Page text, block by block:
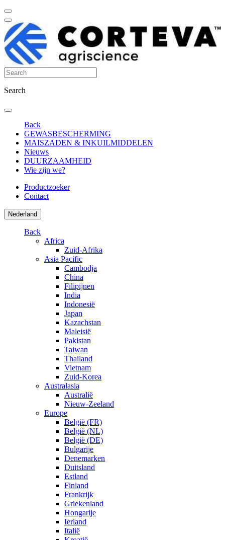
Search
Back
GEWASBESCHERMING
MAISZADEN & INKUILMIDDELEN
Nieuws
DUURZAAMHEID
Wie zijn we?
Productzoeker
Contact
Nederland
Back
Africa
Zuid-Afrika
Asia Pacific
Cambodja
China
Filipijnen
India
Indonesië
Japan
Kazachstan
Maleisië
Pakistan
Taiwan
Thailand
Vietnam
Zuid-Korea
Australasia
Australië
Nieuw-Zeeland
Europe
België (FR)
België (NL)
België (DE)
Bulgarije
Denemarken
Duitsland
Estland
Finland
Frankrijk
Griekenland
Hongarije
Ierland
Italië